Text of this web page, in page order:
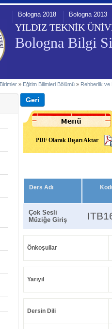
YILDIZ TEKNİK
Bologna Bilgi
Bologna 2018 Bologna 2013
» Eğitim Bilimleri Bölümü » Rehberlik ve
PDF Olarak Dışarı Aktar
Ders Adı
Çok Sesli
Müziğe Giriş
Önkoşullar
Yarıyıl
Dersin Dili